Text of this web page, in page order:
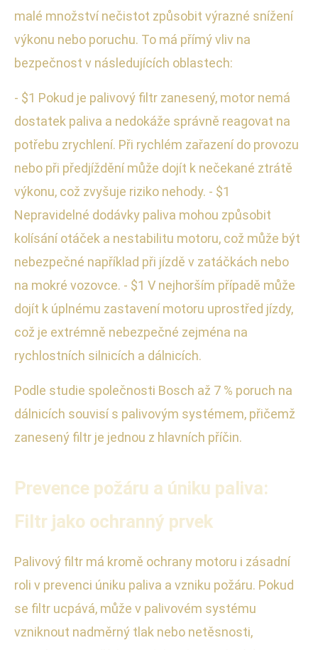
malé množství nečistot způsobit výrazné snížení
výkonu nebo poruchu. To má přímý vliv na
bezpečnost v následujících oblastech:
- $1 Pokud je palivový filtr zanesený, motor nemá
dostatek paliva a nedokáže správně reagovat na
potřebu zrychlení. Při rychlém zařazení do provozu
nebo při předjíždění může dojít k nečekané ztrátě
výkonu, což zvyšuje riziko nehody. - $1
Nepravidelné dodávky paliva mohou způsobit
kolísání otáček a nestabilitu motoru, což může být
nebezpečné například při jízdě v zatáčkách nebo
na mokré vozovce. - $1 V nejhorším případě může
dojít k úplnému zastavení motoru uprostřed jízdy,
což je extrémně nebezpečné zejména na
rychlostních silnicích a dálnicích.
Podle studie společnosti Bosch až 7 % poruch na
dálnicích souvisí s palivovým systémem, přičemž
zanesený filtr je jednou z hlavních příčin.
Prevence požáru a úniku paliva:
Filtr jako ochranný prvek
Palivový filtr má kromě ochrany motoru i zásadní
roli v prevenci úniku paliva a vzniku požáru. Pokud
se filtr ucpává, může v palivovém systému
vzniknout nadměrný tlak nebo netěsnosti,